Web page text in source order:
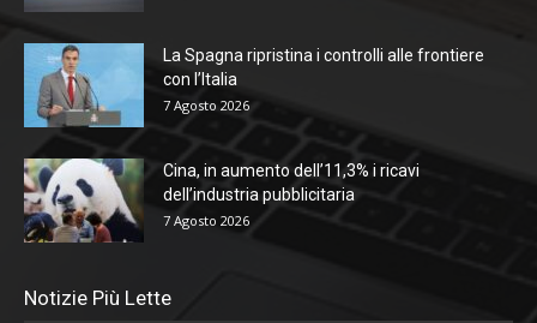
La Spagna ripristina i controlli alle frontiere
con l’Italia
7 Agosto 2026
Cina, in aumento dell’11,3% i ricavi
dell’industria pubblicitaria
7 Agosto 2026
Notizie Più Lette